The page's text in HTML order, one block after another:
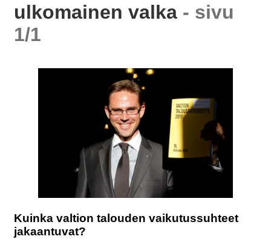
ulkomainen valka - sivu
1/1
Kuinka valtion talouden vaikutussuhteet
jakaantuvat?